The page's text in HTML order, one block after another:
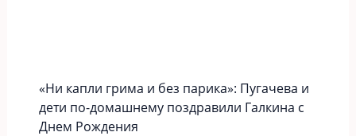
«Ни капли грима и без парика»: Пугачева и
дети по-домашнему поздравили Галкина с
Днем Рождения